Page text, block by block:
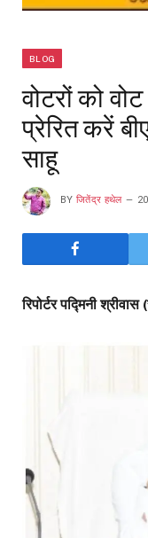
BLOG
वोटरों को
प्रेरित करें
साहू
BY जितेंद्र हथेल
रिपोर्टर पद्मिनी